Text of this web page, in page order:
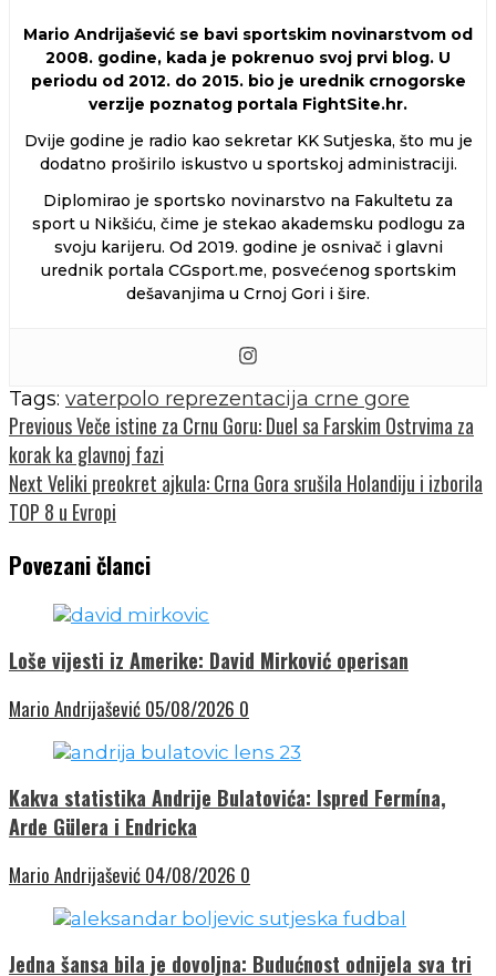
Mario Andrijašević se bavi sportskim novinarstvom od
2008. godine, kada je pokrenuo svoj prvi blog. U
periodu od 2012. do 2015. bio je urednik crnogorske
verzije poznatog portala FightSite.hr.
Dvije godine je radio kao sekretar KK Sutjeska, što mu je
dodatno proširilo iskustvo u sportskoj administraciji.
Diplomirao je sportsko novinarstvo na Fakultetu za
sport u Nikšiću, čime je stekao akademsku podlogu za
svoju karijeru. Od 2019. godine je osnivač i glavni
urednik portala CGsport.me, posvećenog sportskim
dešavanjima u Crnoj Gori i šire.
Tags: vaterpolo reprezentacija crne gore
Continue
Reading
PreviousVeče istine za Crnu Goru: Duel sa Farskim Ostrvima za
korak ka glavnoj fazi
NextVeliki preokret ajkula: Crna Gora srušila Holandiju i izborila
TOP 8 u Evropi
Povezani članci
Loše vijesti iz Amerike: David Mirković operisan
Mario Andrijašević 05/08/2026 0
Kakva statistika Andrije Bulatovića: Ispred Fermína,
Arde Gülera i Endricka
Mario Andrijašević 04/08/2026 0
Jedna šansa bila je dovoljna: Budućnost odnijela sva tri